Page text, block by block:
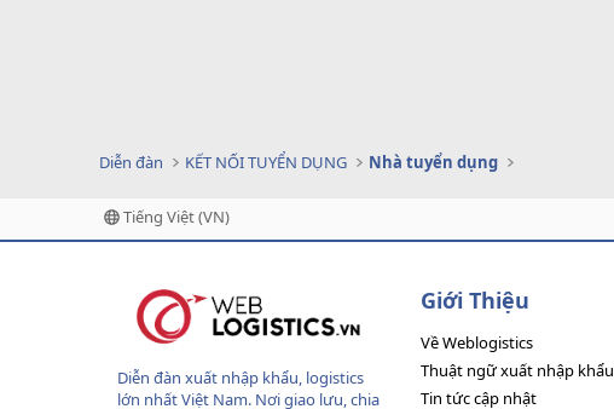
Diễn đàn KẾT NỐI TUYỂN DỤNG Nhà tuyển dụng
Tiếng Việt (VN)
Diễn đàn xuất nhập khẩu, logistics
lớn nhất Việt Nam. Nơi giao lưu, chia
Giới Thiệu
Về Weblogistics
Thuật ngữ xuất nhập khẩu
Tin tức cập nhật